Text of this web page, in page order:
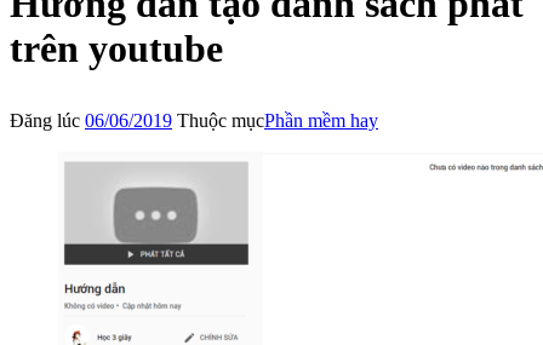
trên youtube
Đăng lúc 06/06/2019 Thuộc mụcPhần mềm hay